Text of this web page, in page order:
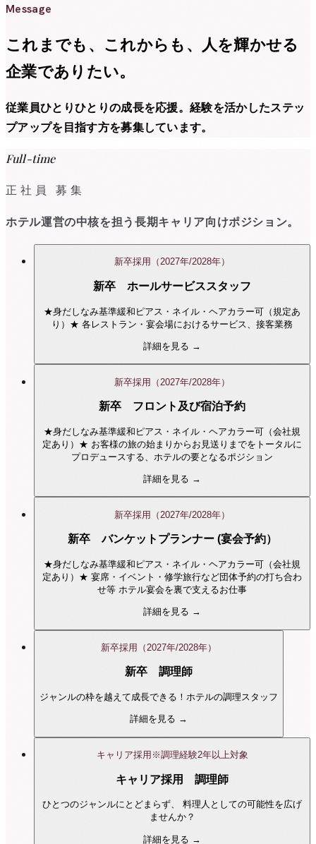
Message
これまでも、これからも、人を輝かせる
企業でありたい。
従業員ひとりひとりの成長を応援。経験を活かしたステッ
プアップを目指す方を募集しています。
Full-time
正社員 募集
ホテル運営の中核を担う長期キャリア向けポジション。
新卒採用（2027年/2028年）
新卒 ホールサービススタッフ
★身だしなみ基準緩和ピアス・ネイル・ヘアカラー可（規定あ
り）★ 各レストラン・宴会場におけるサービス、接客業務
詳細を見る →
新卒採用（2027年/2028年）
新卒 フロント及び宿泊予約
★身だしなみ基準緩和ピアス・ネイル・ヘアカラー可（会社規
定あり）★ お客様の旅の始まりからお見送りまでをトータルに
プロデュースする、ホテルの要となるポジション
詳細を見る →
新卒採用（2027年/2028年）
新卒 バンケットプランナー (宴会予約）
★身だしなみ基準緩和ピアス・ネイル・ヘアカラー可（会社規
定あり）★ 宴席・イベント・修学旅行など団体予約の打ち合わ
せ等 ホテル宴会を裏で支えるお仕事
詳細を見る →
新卒採用（2027年/2028年）
新卒 調理師
ジャンルの枠を越えて成長できる！ホテルの調理スタッフ
詳細を見る →
キャリア採用※調理経験2年以上対象
キャリア採用 調理師
ひとつのジャンルにとどまらず、 料理人としての可能性を広げ
ませんか？
詳細を見る →